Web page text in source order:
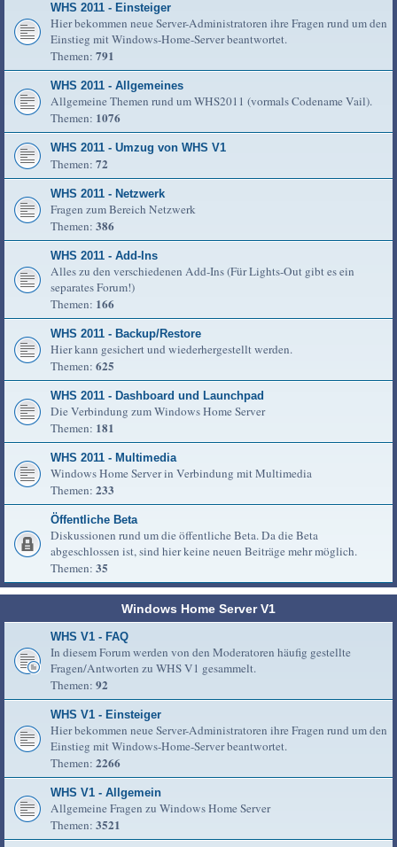
WHS 2011 - Einsteiger
Hier bekommen neue Server-Administratoren ihre Fragen rund um den
Einstieg mit Windows-Home-Server beantwortet.
Themen: 791
WHS 2011 - Allgemeines
Allgemeine Themen rund um WHS2011 (vormals Codename Vail).
Themen: 1076
WHS 2011 - Umzug von WHS V1
Themen: 72
WHS 2011 - Netzwerk
Fragen zum Bereich Netzwerk
Themen: 386
WHS 2011 - Add-Ins
Alles zu den verschiedenen Add-Ins (Für Lights-Out gibt es ein
separates Forum!)
Themen: 166
WHS 2011 - Backup/Restore
Hier kann gesichert und wiederhergestellt werden.
Themen: 625
WHS 2011 - Dashboard und Launchpad
Die Verbindung zum Windows Home Server
Themen: 181
WHS 2011 - Multimedia
Windows Home Server in Verbindung mit Multimedia
Themen: 233
Öffentliche Beta
Diskussionen rund um die öffentliche Beta. Da die Beta
abgeschlossen ist, sind hier keine neuen Beiträge mehr möglich.
Themen: 35
Windows Home Server V1
WHS V1 - FAQ
In diesem Forum werden von den Moderatoren häufig gestellte
Fragen/Antworten zu WHS V1 gesammelt.
Themen: 92
WHS V1 - Einsteiger
Hier bekommen neue Server-Administratoren ihre Fragen rund um den
Einstieg mit Windows-Home-Server beantwortet.
Themen: 2266
WHS V1 - Allgemein
Allgemeine Fragen zu Windows Home Server
Themen: 3521